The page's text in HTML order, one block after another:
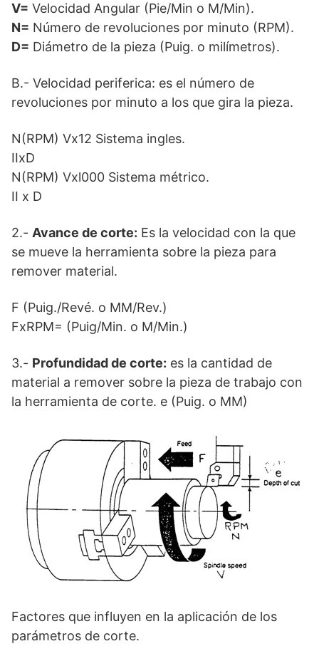
V= Velocidad Angular (Pie/Min o M/Min).
N= Número de revoluciones por minuto (RPM).
D= Diámetro de la pieza (Puig. o milímetros).
B.- Velocidad periferica: es el número de
revoluciones por minuto a los que gira la pieza.
N(RPM) Vx12 Sistema ingles.
IIxD
N(RPM) Vxl000 Sistema métrico.
II x D
2.- Avance de corte: Es la velocidad con la que
se mueve la herramienta sobre la pieza para
remover material.
F (Puig./Revé. o MM/Rev.)
FxRPM= (Puig/Min. o M/Min.)
3.- Profundidad de corte: es la cantidad de
material a remover sobre la pieza de trabajo con
la herramienta de corte. e (Puig. o MM)
Factores que influyen en la aplicación de los
parámetros de corte.